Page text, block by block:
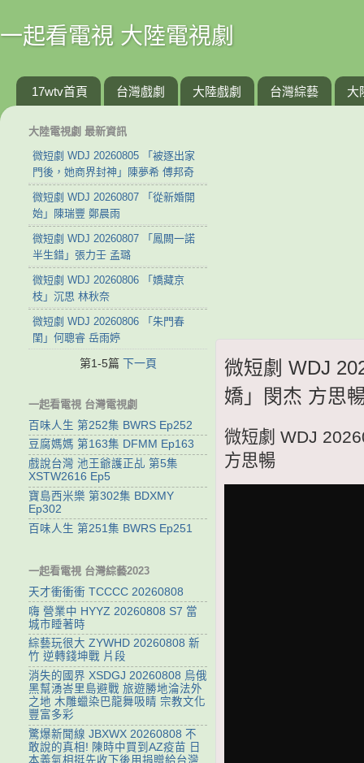
一起看電視 大陸電視劇
17wtv首頁 台灣戲劇 大陸戲劇 台灣綜藝 大
微短劇 WDJ
嬌」閔杰 方思
微短劇 WDJ
方思暢
大陸電視劇 最新資訊
微短劇 WDJ 20260805 「被逐出家
門後，她商界封神」陳夢希 傅邦奇
微短劇 WDJ 20260807 「從新婚開
始」陳瑞豐 鄭晨雨
微短劇 WDJ 20260807 「鳳闕一諾
半生錯」張力壬 孟璐
微短劇 WDJ 20260806 「嬌藏京
枝」沉思 林秋奈
微短劇 WDJ 20260806 「朱門春
閨」何聰睿 岳雨婷
第1-5篇 下一頁
一起看電視 台灣電視劇
百味人生 第252集 BWRS Ep252
豆腐媽媽 第163集 DFMM Ep163
戲說台灣 池王爺護正乩 第5集
XSTW2616 Ep5
寶島西米樂 第302集 BDXMY
Ep302
百味人生 第251集 BWRS Ep251
一起看電視 台灣綜藝2023
天才衝衝衝 TCCCC 20260808
嗨 營業中 HYYZ 20260808 S7 當
城市睡著時
綜藝玩很大 ZYWHD 20260808 新
竹 逆轉錢坤戰 片段
消失的國界 XSDGJ 20260808 烏俄
黑幫湧峇里島避戰 旅遊勝地淪法外
之地 木雕蠟染巴龍舞吸睛 宗教文化
豐富多彩
驚爆新聞線 JBXWX 20260808 不
敢說的真相! 陳時中買到AZ疫苗 日
本義氣相挺先收下後用捐贈給台灣